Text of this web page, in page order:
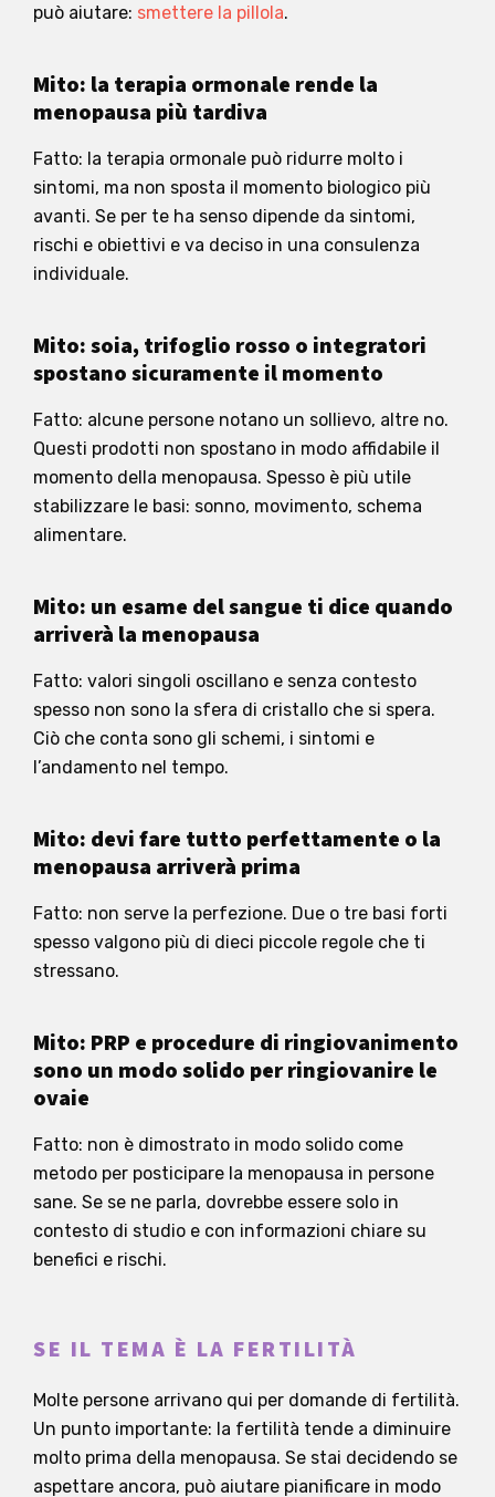
può aiutare: smettere la pillola.
Mito: la terapia ormonale rende la
menopausa più tardiva
Fatto: la terapia ormonale può ridurre molto i
sintomi, ma non sposta il momento biologico più
avanti. Se per te ha senso dipende da sintomi,
rischi e obiettivi e va deciso in una consulenza
individuale.
Mito: soia, trifoglio rosso o integratori
spostano sicuramente il momento
Fatto: alcune persone notano un sollievo, altre no.
Questi prodotti non spostano in modo affidabile il
momento della menopausa. Spesso è più utile
stabilizzare le basi: sonno, movimento, schema
alimentare.
Mito: un esame del sangue ti dice quando
arriverà la menopausa
Fatto: valori singoli oscillano e senza contesto
spesso non sono la sfera di cristallo che si spera.
Ciò che conta sono gli schemi, i sintomi e
l’andamento nel tempo.
Mito: devi fare tutto perfettamente o la
menopausa arriverà prima
Fatto: non serve la perfezione. Due o tre basi forti
spesso valgono più di dieci piccole regole che ti
stressano.
Mito: PRP e procedure di ringiovanimento
sono un modo solido per ringiovanire le
ovaie
Fatto: non è dimostrato in modo solido come
metodo per posticipare la menopausa in persone
sane. Se se ne parla, dovrebbe essere solo in
contesto di studio e con informazioni chiare su
benefici e rischi.
SE IL TEMA È LA FERTILITÀ
Molte persone arrivano qui per domande di fertilità.
Un punto importante: la fertilità tende a diminuire
molto prima della menopausa. Se stai decidendo se
aspettare ancora, può aiutare pianificare in modo